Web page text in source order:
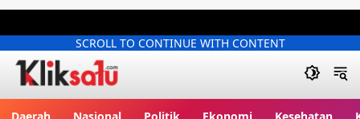
SCROLL TO CONTINUE WITH CONTENT
Daerah Nasional Politik Ekonomi Kesehatan